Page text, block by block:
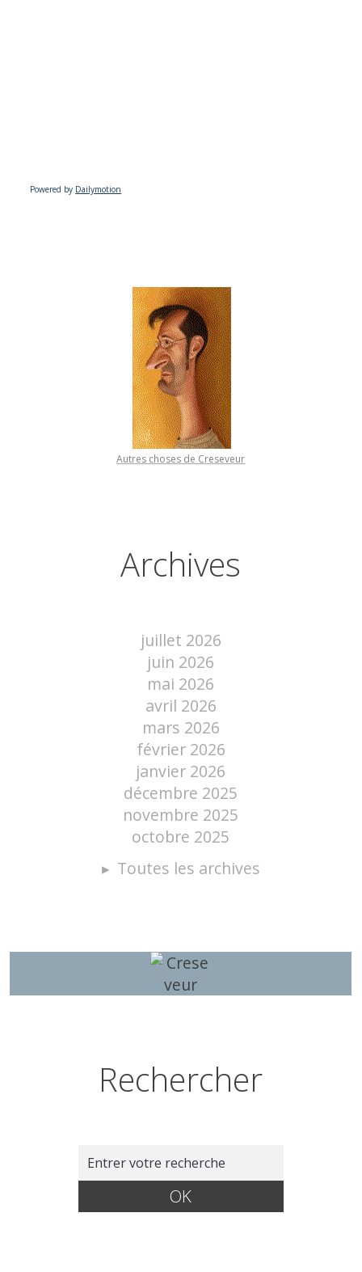
Powered by Dailymotion
Autres choses de Creseveur
Archives
juillet 2026
juin 2026
mai 2026
avril 2026
mars 2026
février 2026
janvier 2026
décembre 2025
novembre 2025
octobre 2025
Toutes les archives
Rechercher